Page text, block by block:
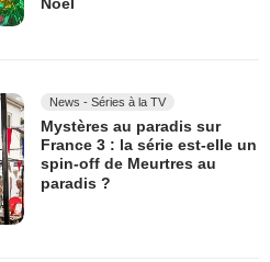
News - Séries à la TV
Mystères au paradis sur
France 3 : la série est-elle un
spin-off de Meurtres au
paradis ?